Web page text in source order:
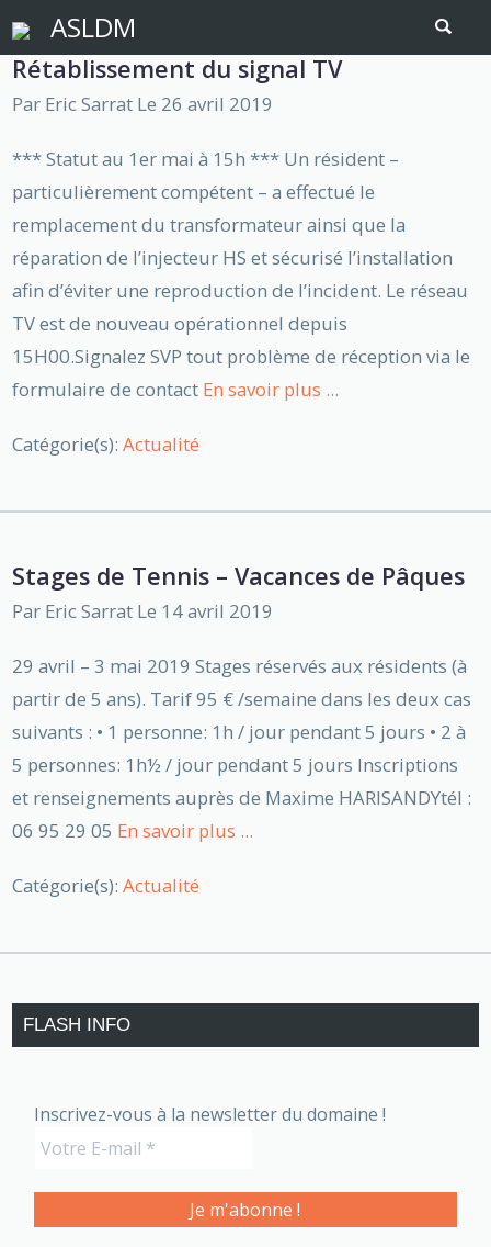
ASLDM
Rétablissement du signal TV
Par Eric Sarrat Le 26 avril 2019
*** Statut au 1er mai à 15h *** Un résident –
particulièrement compétent – a effectué le
remplacement du transformateur ainsi que la
réparation de l’injecteur HS et sécurisé l’installation
afin d’éviter une reproduction de l’incident. Le réseau
TV est de nouveau opérationnel depuis
15H00.Signalez SVP tout problème de réception via le
formulaire de contact En savoir plus ...
Catégorie(s):Actualité
Stages de Tennis – Vacances de Pâques
Par Eric Sarrat Le 14 avril 2019
29 avril – 3 mai 2019 Stages réservés aux résidents (à
partir de 5 ans). Tarif 95 € /semaine dans les deux cas
suivants : • 1 personne: 1h / jour pendant 5 jours • 2 à
5 personnes: 1h½ / jour pendant 5 jours Inscriptions
et renseignements auprès de Maxime HARISANDYtél :
06 95 29 05 En savoir plus ...
Catégorie(s):Actualité
FLASH INFO
Inscrivez-vous à la newsletter du domaine !